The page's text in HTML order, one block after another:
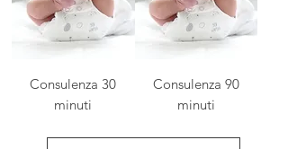
Consulenza 30
minuti
Consulenza 90
minuti